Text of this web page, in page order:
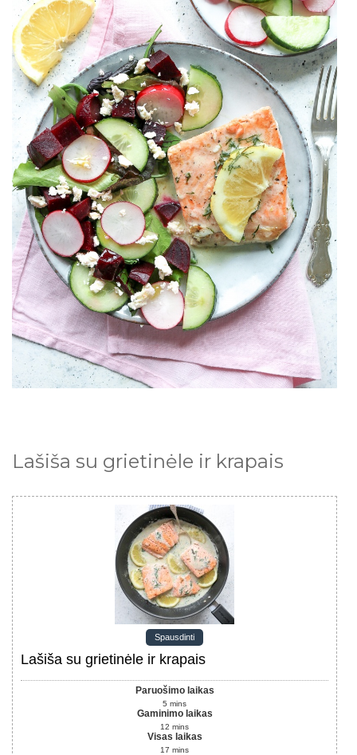
Lašiša su grietinėle ir krapais
Spausdinti
Lašiša su grietinėle ir krapais
Paruošimo laikas
5 mins
Gaminimo laikas
12 mins
Visas laikas
17 mins